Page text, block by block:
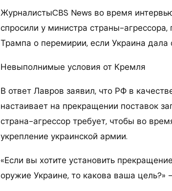
ЖурналистыCBS News во время
спросили у министра страны-
Трампа о перемирии, если Украина дала
Невыполнимые условия от Кремля
В ответ Лавров заявил, что РФ в
настаивает на прекращении поставок
страна-агрессор требует, чтобы во
укрепление украинской армии.
«Если вы хотите установить
оружие Украине, то какова ваша цель?»